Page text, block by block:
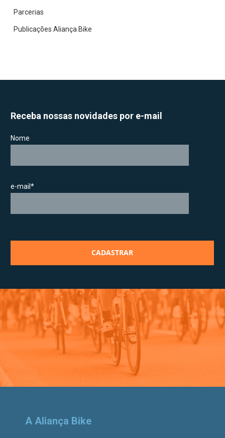
Parcerias
Publicações Aliança Bike
Receba nossas novidades por e-mail
Nome
e-mail*
A Aliança Bike